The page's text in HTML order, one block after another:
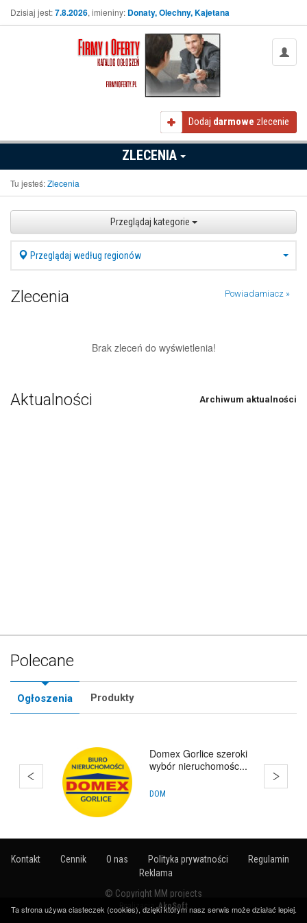
Dzisiaj jest:7.8.2026, imieniny: Donaty, Olechny, Kajetana
Dodaj darmowe zlecenie
ZLECENIA
Tu jesteś:Zlecenia
Przeglądaj kategorie
Przeglądaj według regionów
Zlecenia Powiadamiacz »
Brak zleceń do wyświetlenia!
Aktualności Archiwum aktualności
Polecane
Ogłoszenia Produkty
Domex Gorlice szeroki
wybór nieruchomośc...
DOM
Kontakt Cennik O nas Polityka prywatności
Regulamin
Reklama
© Copyright MM projects
Realizacja:AkoSoft
Ta strona używa ciasteczek (cookies), dzięki którym nasz serwis może działać lepiej.